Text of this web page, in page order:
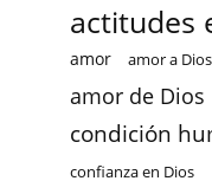
actitudes
amor amor a Dios
amor de Dios
condición
confianza en Dios